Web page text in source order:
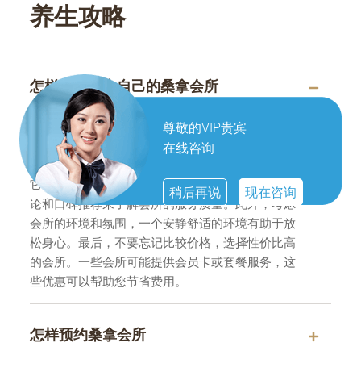
尊敬的VIP贵宾
在线咨询
稍后再说 现在咨询
养生攻略
怎样选择适合自己的桑拿会所
选择桑拿养生会所时，首先要考虑的是会所的地理
位置。选择交通便利、容易到达的会所可以节省您
的时间。其次，了解会所的设施和服务项目，确保
它们能满足您的需求。可以通过网络搜索、阅读评
论和口碑推荐来了解会所的服务质量。此外，考虑
会所的环境和氛围，一个安静舒适的环境有助于放
松身心。最后，不要忘记比较价格，选择性价比高
的会所。一些会所可能提供会员卡或套餐服务，这
些优惠可以帮助您节省费用。
怎样预约桑拿会所